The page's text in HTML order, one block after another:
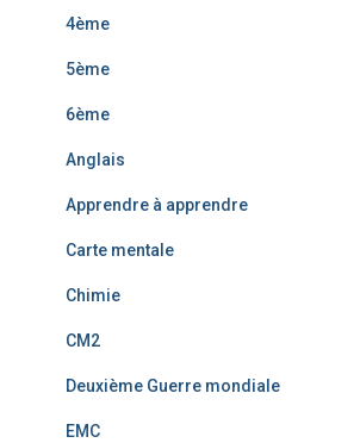
4ème
5ème
6ème
Anglais
Apprendre à apprendre
Carte mentale
Chimie
CM2
Deuxième Guerre mondiale
EMC